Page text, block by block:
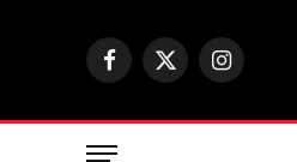
Facebook
X
Instagram